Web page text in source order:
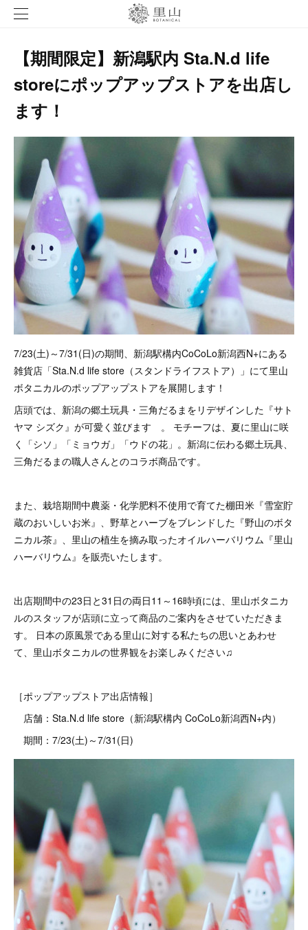
【期間限定】新潟駅内 Sta.N.d life
storeにポップアップストアを出店し
ます！
7/23(土)～7/31(日)の期間、新潟駅構内CoCoLo新潟西N+にある
雑貨店「Sta.N.d life store（スタンドライフストア）」にて里山
ボタニカルのポップアップストアを展開します！
店頭では、新潟の郷土玩具・三角だるまをリデザインした『サト
ヤマ シズク』が可愛く並びます 。 モチーフは、夏に里山に咲
く「シソ」「ミョウガ」「ウドの花」。新潟に伝わる郷土玩具、
三角だるまの職人さんとのコラボ商品です。
また、栽培期間中農薬・化学肥料不使用で育てた棚田米『雪室貯
蔵のおいしいお米』、野草とハーブをブレンドした『野山のボタ
ニカル茶』、里山の植生を摘み取ったオイルハーバリウム『里山
ハーバリウム』を販売いたします。
出店期間中の23日と31日の両日11～16時頃には、里山ボタニカ
ルのスタッフが店頭に立って商品のご案内をさせていただきま
す。 日本の原風景である里山に対する私たちの思いとあわせ
て、里山ボタニカルの世界観をお楽しみください♫
［ポップアップストア出店情報］
店舗：Sta.N.d life store（新潟駅構内 CoCoLo新潟西N+内）
期間：7/23(土)～7/31(日)